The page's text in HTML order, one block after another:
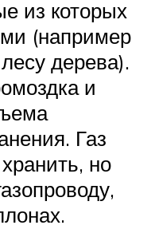
из которых
(например
дерева).
и
Газ
но